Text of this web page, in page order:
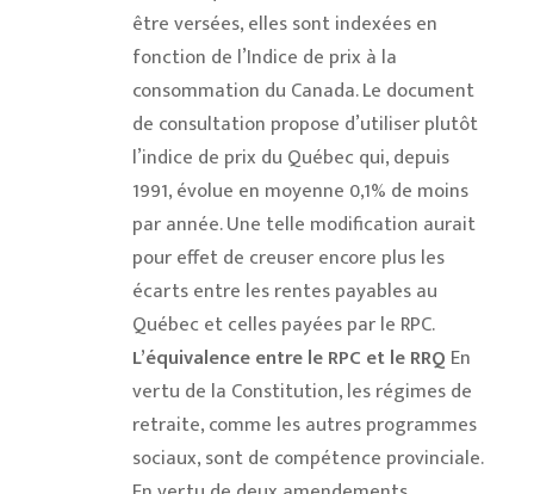
être versées, elles sont indexées en
fonction de l’Indice de prix à la
consommation du Canada. Le document
de consultation propose d’utiliser plutôt
l’indice de prix du Québec qui, depuis
1991, évolue en moyenne 0,1% de moins
par année. Une telle modification aurait
pour effet de creuser encore plus les
écarts entre les rentes payables au
Québec et celles payées par le RPC.
L’équivalence entre le RPC et le RRQ En
vertu de la Constitution, les régimes de
retraite, comme les autres programmes
sociaux, sont de compétence provinciale.